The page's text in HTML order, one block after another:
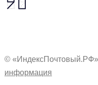
©
информация